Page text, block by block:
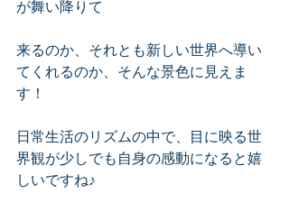
が舞い降りて
来るのか、それとも新しい世界へ導い
てくれるのか、そんな景色に見えま
す！
日常生活のリズムの中で、目に映る世
界観が少しでも自身の感動になると嬉
しいですね♪